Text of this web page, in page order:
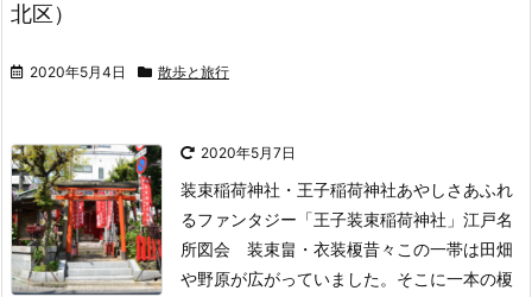
北区）
2020年5月4日 散歩と旅行
2020年5月7日
装束稲荷神社・王子稲荷神社あやしさあふれ
るファンタジー「王子装束稲荷神社」江戸名
所図会 装束畠・衣装榎昔々この一帯は田畑
や野原が広がっていました。 そこに一本の榎